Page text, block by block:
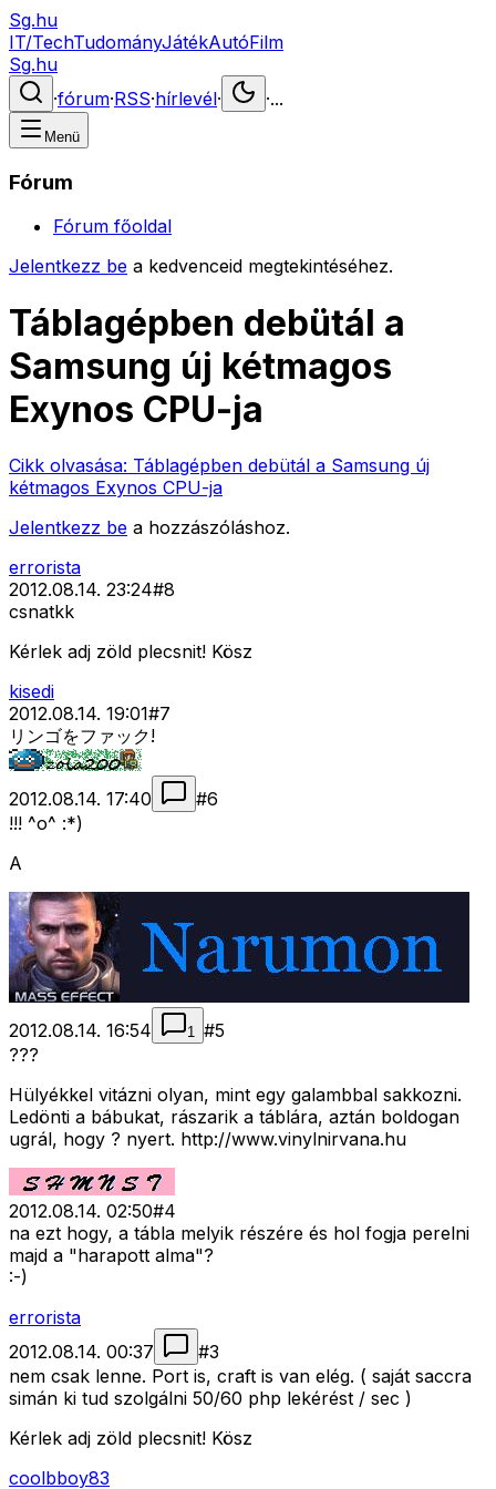
Sg.hu
IT/TechTudományJátékAutóFilm
Sg.hu
·fórum·RSS·hírlevél· ·...
Menü
Fórum
Fórum főoldal
Jelentkezz be a kedvenceid megtekintéséhez.
Táblagépben debütál a
Samsung új kétmagos
Exynos CPU-ja
Cikk olvasása: Táblagépben debütál a Samsung új
kétmagos Exynos CPU-ja
Jelentkezz be a hozzászóláshoz.
errorista
2012.08.14. 23:24#8
csnatkk
Kérlek adj zöld plecsnit! Kösz
kisedi
2012.08.14. 19:01#7
リンゴをファック!
2012.08.14. 17:40 #6
!!! ^o^ :*)
A
2012.08.14. 16:54 1 #5
???
Hülyékkel vitázni olyan, mint egy galambbal sakkozni.
Ledönti a bábukat, rászarik a táblára, aztán boldogan
ugrál, hogy ? nyert. http://www.vinylnirvana.hu
2012.08.14. 02:50#4
na ezt hogy, a tábla melyik részére és hol fogja perelni
majd a "harapott alma"?
:-)
errorista
2012.08.14. 00:37
#3
nem csak lenne. Port is, craft is van elég. ( saját saccra
simán ki tud szolgálni 50/60 php lekérést / sec )
Kérlek adj zöld plecsnit! Kösz
coolbboy83